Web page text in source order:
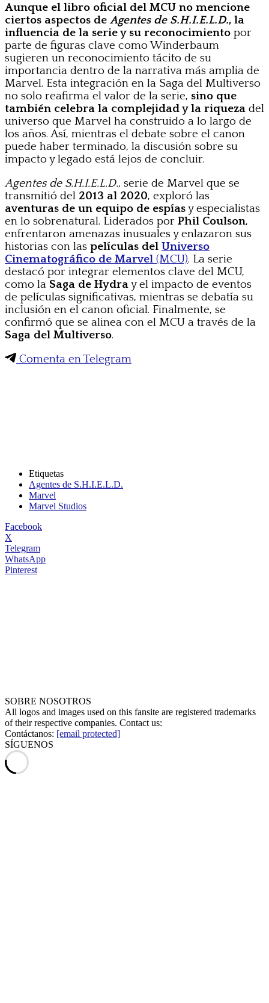
Aunque el libro oficial del MCU no mencione
ciertos aspectos deAgentes de S.H.I.E.L.D., la
influencia de la serie y su reconocimiento por
parte de figuras clave como Winderbaum
sugieren un reconocimiento tácito de su
importancia dentro de la narrativa más amplia de
Marvel. Esta integración en la Saga del Multiverso
no solo reafirma el valor de la serie, sino que
también celebra la complejidad y la riqueza del
universo que Marvel ha construido a lo largo de
los años. Así, mientras el debate sobre el canon
puede haber terminado, la discusión sobre su
impacto y legado está lejos de concluir.
Agentes de S.H.I.E.L.D., serie de Marvel que se
transmitió del 2013 al 2020, exploró las
aventuras de un equipo de espíasy especialistas
en lo sobrenatural. Liderados por Phil Coulson,
enfrentaron amenazas inusuales y enlazaron sus
historias con las películas del Universo
Cinematográfico de Marvel (MCU). La serie
destacó por integrar elementos clave del MCU,
como la Saga de Hydray el impacto de eventos
de películas significativas, mientras se debatía su
inclusión en el canon oficial. Finalmente, se
confirmó que se alinea con el MCU a través de la
Saga del Multiverso.
Comenta en Telegram
Etiquetas
Agentes de S.H.I.E.L.D.
Marvel
Marvel Studios
Facebook
X
Telegram
WhatsApp
Pinterest
SOBRE NOSOTROS
All logos and images used on this fansite are registered trademarks
of their respective companies. Contact us:
Contáctanos: [email protected]
SÍGUENOS